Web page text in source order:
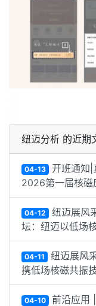
纽迈分析 的近期
04-13 开班通知|
2026第一届核磁
04-12 纽迈展风
坛：纽迈以低场
04-11 纽迈展风
携低场核磁共振
04-10 前沿应用 |